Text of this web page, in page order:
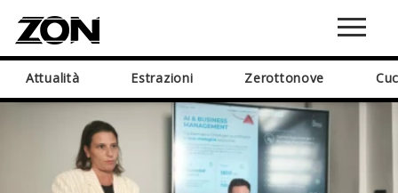
Attualità Estrazioni Zerottonove